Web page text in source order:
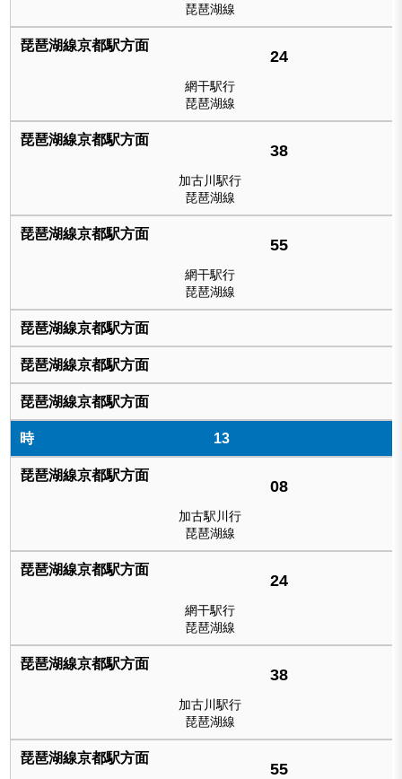
琵琶湖線
24
網干駅行
琵琶湖線
38
加古川駅行
琵琶湖線
55
網干駅行
琵琶湖線
13
08
加古駅川行
琵琶湖線
24
網干駅行
琵琶湖線
38
加古川駅行
琵琶湖線
55